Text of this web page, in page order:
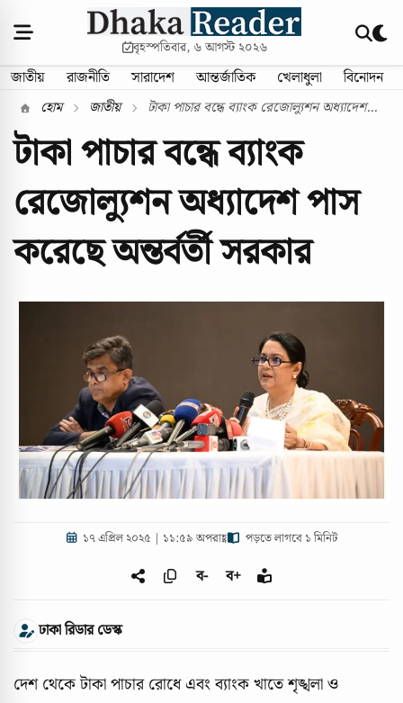
বৃহস্পতিবার, ৬ আগস্ট ২০২৬
জাতীয় রাজনীতি সারাদেশ আন্তর্জাতিক খেলাধুলা বিনোদন
হোম জাতীয় টাকা পাচার বন্ধে ব্যাংক রেজোল্যুশন অধ্যাদেশ...
টাকা পাচার বন্ধে ব্যাংক
রেজোল্যুশন অধ্যাদেশ পাস
করেছে অন্তর্বর্তী সরকার
১৭ এপ্রিল ২০২৫ | ১১:৫৯ অপরাহ্ণ পড়তে লাগবে ১ মিনিট
ব- ব+
ঢাকা রিডার ডেস্ক
দেশ থেকে টাকা পাচার রোধে এবং ব্যাংক খাতে শৃঙ্খলা ও